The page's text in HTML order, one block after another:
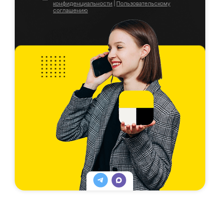
конфиденциальности
Пользовательскому
соглашению